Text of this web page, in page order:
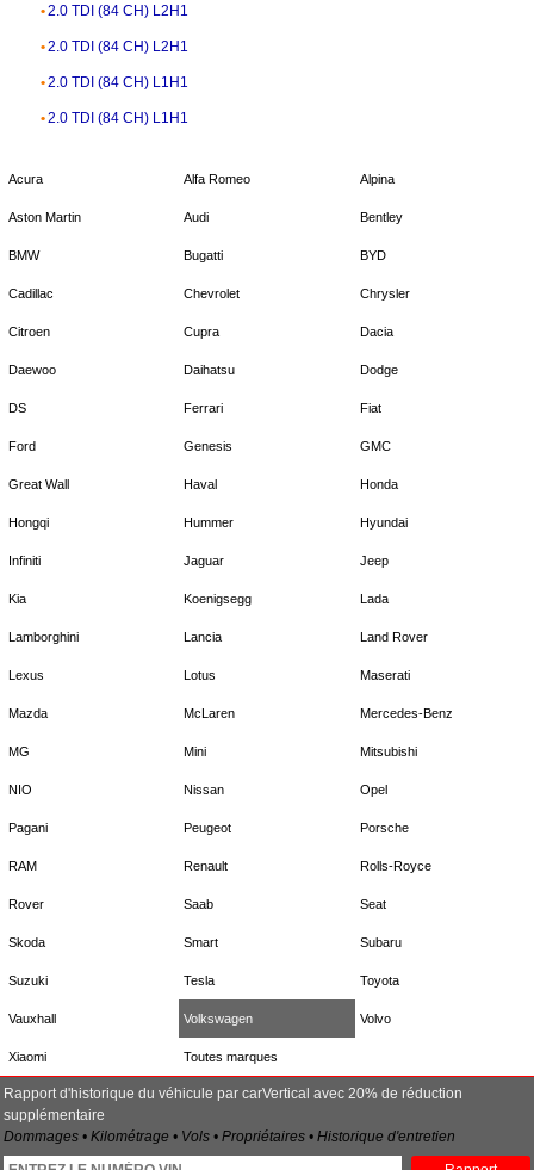
2.0 TDI (84 CH) L2H1
2.0 TDI (84 CH) L2H1
2.0 TDI (84 CH) L1H1
2.0 TDI (84 CH) L1H1
Acura Alfa Romeo Alpina
Aston Martin Audi Bentley
BMW Bugatti BYD
Cadillac Chevrolet Chrysler
Citroen Cupra Dacia
Daewoo Daihatsu Dodge
DS Ferrari Fiat
Ford Genesis GMC
Great Wall Haval Honda
Hongqi Hummer Hyundai
Infiniti Jaguar Jeep
Kia Koenigsegg Lada
Lamborghini Lancia Land Rover
Lexus Lotus Maserati
Mazda McLaren Mercedes-Benz
MG Mini Mitsubishi
NIO Nissan Opel
Pagani Peugeot Porsche
RAM Renault Rolls-Royce
Rover Saab Seat
Skoda Smart Subaru
Suzuki Tesla Toyota
Vauxhall Volkswagen Volvo
Xiaomi Toutes marques
Rapport d'historique du véhicule par carVertical avec 20% de réduction
supplémentaire
Dommages • Kilométrage • Vols • Propriétaires • Historique d'entretien